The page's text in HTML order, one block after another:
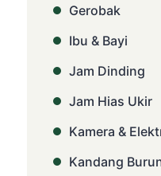
Gerobak
Ibu & Bayi
Jam Dinding
Jam Hias Ukir
Kamera &
Kandang